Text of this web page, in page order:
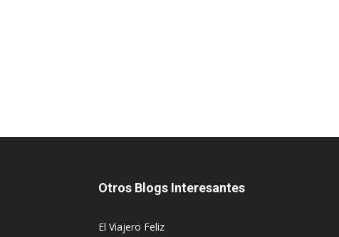
Otros Blogs Interesantes
El Viajero Feliz